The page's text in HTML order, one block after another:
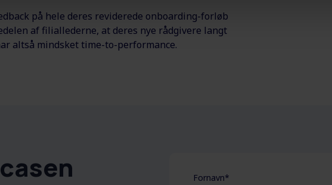
på hele deres reviderede onboarding-forløb
af filiallederne, at deres nye rådgivere langt
altså mindsket time-to-performance.
Fornavn*